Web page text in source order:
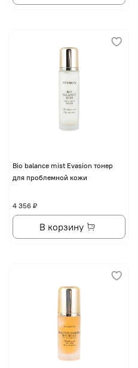
Bio balance mist Evasion тонер
для проблемной кожи
4 356 ₽
В корзину